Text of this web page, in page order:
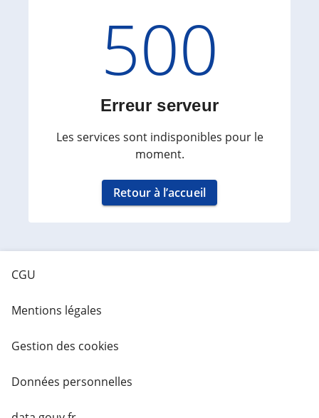
Code
500
Erreur serveur
Les services sont indisponibles pour le
moment.
Retour à l’accueil
CGU
Mentions légales
Gestion des cookies
Données personnelles